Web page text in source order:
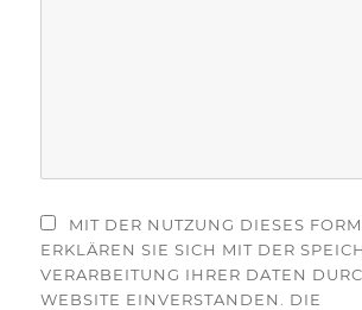
MIT DER NUTZUNG DIESES
ERKLÄREN SIE SICH MIT DER
VERARBEITUNG IHRER DATEN
WEBSITE EINVERSTANDEN. DIE